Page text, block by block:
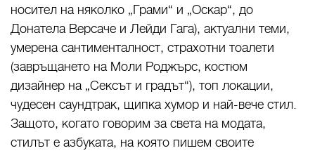
носител на няколко „Грами“ и „Оскар“, до
Донатела Версаче и Лейди Гага), актуални теми,
умерена сантименталност, страхотни тоалети
(завръщането на Моли Роджърс, костюм
дизайнер на „Сексът и градът“), топ локации,
чудесен саундтрак, щипка хумор и най-вече стил.
Защото, когато говорим за света на модата,
стилът е азбуката, на която пишем своите